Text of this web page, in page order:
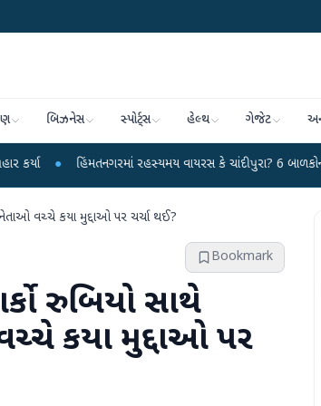
બિઝનેસ સ્પોર્ટ્સ હેલ્થ ગેજેટ
રહસ્યમય વાયરસ કે ચાંદીપુરા? 6 બાળકોના મોતથી ફફડાટ
વચ્ચે કયા મુદ્દાઓ પર ચર્ચા થઈ?
Bookmark
રુબિયો સાથે
કયા મુદ્દાઓ પર